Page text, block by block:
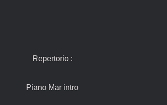
Repertorio :
Piano Mar intro